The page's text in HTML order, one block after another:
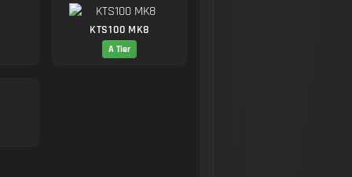
KTS100 MK8
A Tier